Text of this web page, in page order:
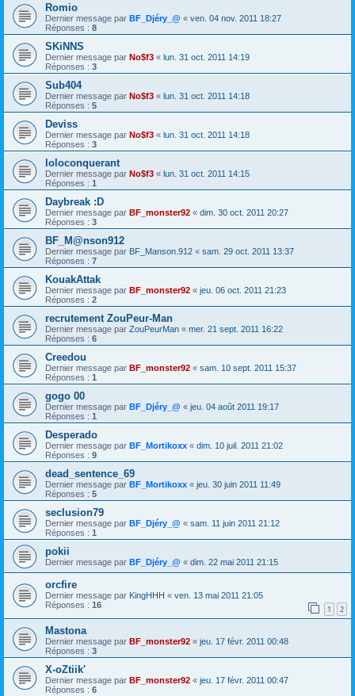
Romio
Dernier message par BF_Djéry_@ « ven. 04 nov. 2011 18:27
Réponses : 8
SKiNNS
Dernier message par No$f3 « lun. 31 oct. 2011 14:19
Réponses : 3
Sub404
Dernier message par No$f3 « lun. 31 oct. 2011 14:18
Réponses : 5
Deviss
Dernier message par No$f3 « lun. 31 oct. 2011 14:18
Réponses : 3
loloconquerant
Dernier message par No$f3 « lun. 31 oct. 2011 14:15
Réponses : 1
Daybreak :D
Dernier message par BF_monster92 « dim. 30 oct. 2011 20:27
Réponses : 3
BF_M@nson912
Dernier message par BF_Manson.912 « sam. 29 oct. 2011 13:37
Réponses : 7
KouakAttak
Dernier message par BF_monster92 « jeu. 06 oct. 2011 21:23
Réponses : 2
recrutement ZouPeur-Man
Dernier message par ZouPeurMan « mer. 21 sept. 2011 16:22
Réponses : 6
Creedou
Dernier message par BF_monster92 « sam. 10 sept. 2011 15:37
Réponses : 1
gogo 00
Dernier message par BF_Djéry_@ « jeu. 04 août 2011 19:17
Réponses : 1
Desperado
Dernier message par BF_Mortikoxx « dim. 10 juil. 2011 21:02
Réponses : 9
dead_sentence_69
Dernier message par BF_Mortikoxx « jeu. 30 juin 2011 11:49
Réponses : 5
seclusion79
Dernier message par BF_Djéry_@ « sam. 11 juin 2011 21:12
Réponses : 1
pokii
Dernier message par BF_Djéry_@ « dim. 22 mai 2011 21:15
orcfire
Dernier message par KingHHH « ven. 13 mai 2011 21:05
Réponses : 16 1 2
Mastona
Dernier message par BF_monster92 « jeu. 17 févr. 2011 00:48
Réponses : 3
X-oZtiik'
Dernier message par BF_monster92 « jeu. 17 févr. 2011 00:47
Réponses : 6